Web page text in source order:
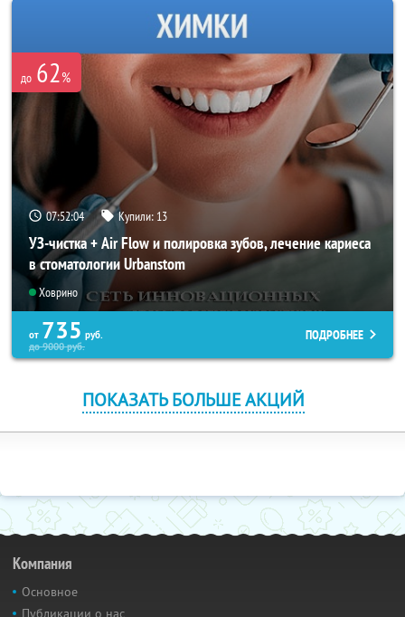
до 62%
07:52:04 Купили: 13
УЗ-чистка + Air Flow и полировка зубов, лечение кариеса
в стоматологии Urbanstom
Ховрино
от 735 руб.
до9000руб.
ПОДРОБНЕЕ
ПОКАЗАТЬ БОЛЬШЕ АКЦИЙ
Компания
Основное
Публикации о нас